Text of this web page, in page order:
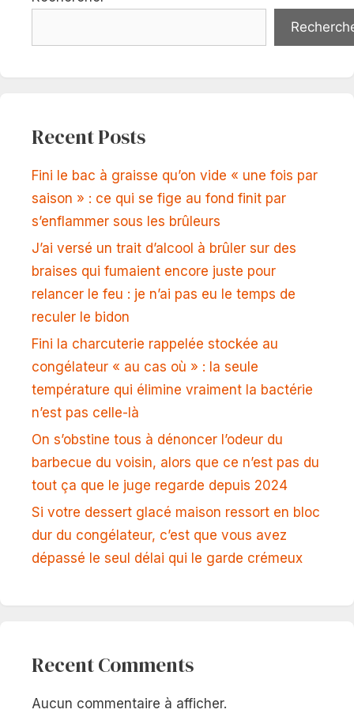
Recent Posts
Fini le bac à graisse qu’on vide « une fois par
saison » : ce qui se fige au fond finit par
s’enflammer sous les brûleurs
J’ai versé un trait d’alcool à brûler sur des
braises qui fumaient encore juste pour
relancer le feu : je n’ai pas eu le temps de
reculer le bidon
Fini la charcuterie rappelée stockée au
congélateur « au cas où » : la seule
température qui élimine vraiment la bactérie
n’est pas celle-là
On s’obstine tous à dénoncer l’odeur du
barbecue du voisin, alors que ce n’est pas du
tout ça que le juge regarde depuis 2024
Si votre dessert glacé maison ressort en bloc
dur du congélateur, c’est que vous avez
dépassé le seul délai qui le garde crémeux
Recent Comments
Aucun commentaire à afficher.